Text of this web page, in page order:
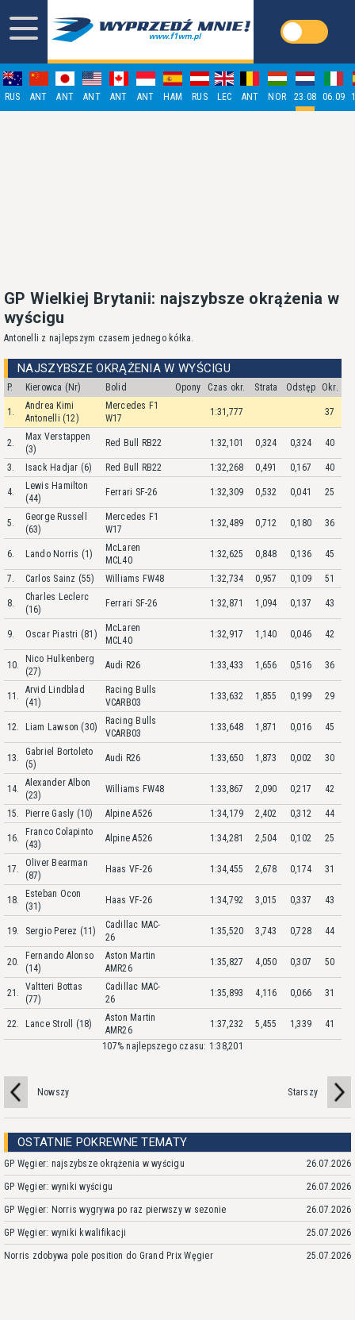
RUS ANT ANT ANT ANT ANT HAM RUS LEC ANT NOR 23.08 06.09
GP Wielkiej Brytanii: najszybsze okrążenia w
wyścigu
Antonelli z najlepszym czasem jednego kółka.
NAJSZYBSZE OKRĄŻENIA W WYŚCIGU
P. Kierowca (Nr) Bolid Opony Czas okr. Strata Odstęp Okr.
1.
Andrea Kimi
Antonelli (12)
Mercedes F1
W17
1:31,777 37
2.
Max Verstappen
(3)
Red Bull RB22 1:32,101 0,324 0,324 40
3. Isack Hadjar (6) Red Bull RB22 1:32,268 0,491 0,167 40
4.
Lewis Hamilton
(44)
Ferrari SF-26 1:32,309 0,532 0,041 25
5.
George Russell
(63)
Mercedes F1
W17
1:32,489 0,712 0,180 36
6. Lando Norris (1)
McLaren
MCL40
1:32,625 0,848 0,136 45
7. Carlos Sainz (55) Williams FW48 1:32,734 0,957 0,109 51
8.
Charles Leclerc
(16)
Ferrari SF-26 1:32,871 1,094 0,137 43
9. Oscar Piastri (81)
McLaren
MCL40
1:32,917 1,140 0,046 42
10.
Nico Hulkenberg
(27)
Audi R26 1:33,433 1,656 0,516 36
11.
Arvid Lindblad
(41)
Racing Bulls
VCARB03
1:33,632 1,855 0,199 29
12. Liam Lawson (30)
Racing Bulls
VCARB03
1:33,648 1,871 0,016 45
13.
Gabriel Bortoleto
(5)
Audi R26 1:33,650 1,873 0,002 30
14.
Alexander Albon
(23)
Williams FW48 1:33,867 2,090 0,217 42
15. Pierre Gasly (10) Alpine A526 1:34,179 2,402 0,312 44
16.
Franco Colapinto
(43)
Alpine A526 1:34,281 2,504 0,102 25
17.
Oliver Bearman
(87)
Haas VF-26 1:34,455 2,678 0,174 31
18.
Esteban Ocon
(31)
Haas VF-26 1:34,792 3,015 0,337 43
19. Sergio Perez (11)
Cadillac MAC-
26
1:35,520 3,743 0,728 44
20.
Fernando Alonso
(14)
Aston Martin
AMR26
1:35,827 4,050 0,307 50
21.
Valtteri Bottas
(77)
Cadillac MAC-
26
1:35,893 4,116 0,066 31
22. Lance Stroll (18)
Aston Martin
AMR26
1:37,232 5,455 1,339
41
107% najlepszego czasu: 1:38,201
Nowszy Starszy
OSTATNIE POKREWNE TEMATY
GP Węgier: najszybsze okrążenia w wyścigu 26.07.2026
GP Węgier: wyniki wyścigu 26.07.2026
GP Węgier: Norris wygrywa po raz pierwszy w sezonie 26.07.2026
GP Węgier: wyniki kwalifikacji 25.07.2026
Norris zdobywa pole position do Grand Prix Węgier 25.07.2026